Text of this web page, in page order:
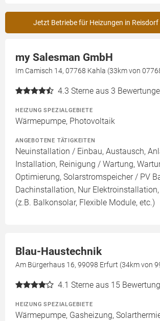
Jetzt Betriebe für Heizungen in Reisdorf
my Salesman GmbH
Im Camisch 14, 07768 Kahla (33km von
4.3 Sterne aus 3
HEIZUNG SPEZIALGEBIETE
Wärmepumpe, Photovoltaik
ANGEBOTENE TÄTIGKEITEN
Neuinstallation / Einbau, Austausch,
Installation, Reinigung / Wartung,
Optimierung, Solarstromspeicher / PV
Dachinstallation, Nur
(z.B. Balkonsolar, Flexible Module, etc.)
Blau-Haustechnik
Am Bürgerhaus 16, 99098 Erfurt (34km von
4.1 Sterne aus 15
HEIZUNG SPEZIALGEBIETE
Wärmepumpe, Gasheizung,